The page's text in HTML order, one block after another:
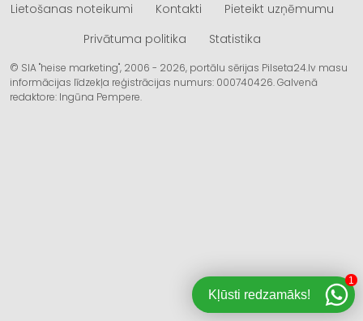
Lietošanas noteikumi
Kontakti
Pieteikt uzņēmumu
Privātuma politika
Statistika
© SIA "heise marketing", 2006 - 2026, portālu sērijas Pilseta24.lv masu
informācijas līdzekļa reģistrācijas numurs: 000740426. Galvenā
redaktore: Ingūna Pempere.
Kļūsti redzamāks!
1